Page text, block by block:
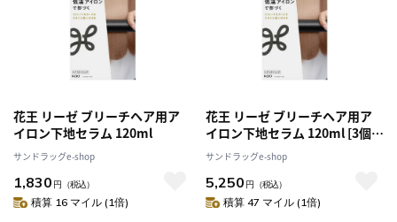
花王 リーゼ ブリーチヘア用ア
イロン下地セラム 120ml
サンドラッグe-shop
1,830 円 （税込）
積算 16 マイル (1倍)
花王 リーゼ ブリーチヘア用ア
イロン下地セラム 120ml [3個セ
ット]
サンドラッグe-shop
5,250 円 （税込）
積算 47 マイル (1倍)